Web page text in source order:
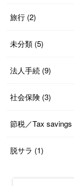
旅行 (2)
未分類 (5)
法人手続 (9)
社会保険 (3)
節税／Tax savings
脱サラ (1)